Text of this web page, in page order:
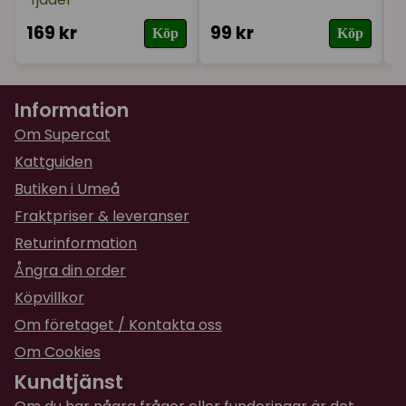
169 kr Köp 99 kr Köp
Information
Om Supercat
Kattguiden
Butiken i Umeå
Fraktpriser & leveranser
Returinformation
Ångra din order
Köpvillkor
Om företaget / Kontakta oss
Om Cookies
Kundtjänst